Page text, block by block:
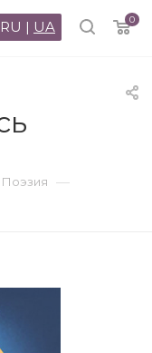
0
RU | UA
—